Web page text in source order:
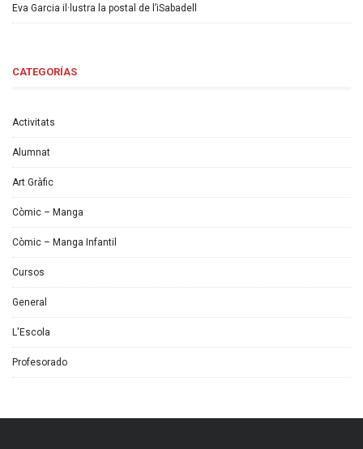
Eva Garcia il·lustra la postal de l’iSabadell
CATEGORÍAS
Activitats
Alumnat
Art Gràfic
Còmic – Manga
Còmic – Manga Infantil
Cursos
General
L'Escola
Profesorado